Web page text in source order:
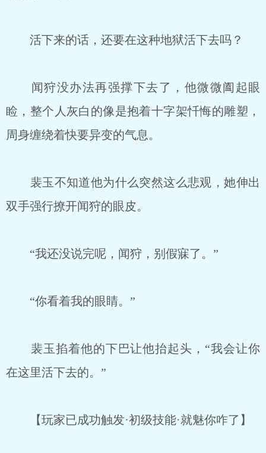
活下来的话，还要在这种地狱活下去吗？
闻狩没办法再强撑下去了，他微微阖起眼
睑，整个人灰白的像是抱着十字架忏悔的雕塑，
周身缠绕着快要异变的气息。
裴玉不知道他为什么突然这么悲观，她伸出
双手强行撩开闻狩的眼皮。
“我还没说完呢，闻狩，别假寐了。”
“你看着我的眼睛。”
裴玉掐着他的下巴让他抬起头，“我会让你
在这里活下去的。”
【玩家已成功触发·初级技能·就魅你咋了】